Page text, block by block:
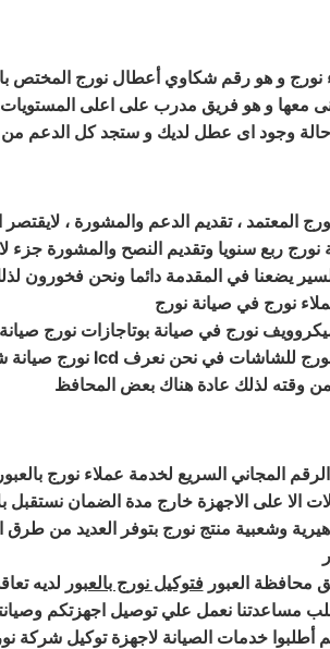
و هو رقم شكاوي أعطال نورج المختص
معها و هو فريق مدرب على اعلى
حالة وجود اى عطل لديك و ستجد كل الدعم من
، تقديم الدعم والمشورة ، لايقتصر
نورج ربع سنويا وتقديم النصح والمشورة جزء
يضعنا في المقدمة دائما ونحن فخورون
نورج في صيانة بوتاجازات نورج
وقته لذلك عادة هناك بعض المحافظ
المجاني السريع لخدمة عملاء نورج
على الاجهزة خارج مدة الضمان نستقبل
وشعبية منتج نورج بتوفر العديد من طرق
محافظة العبورفتوكيل نورج بالعبور لديه
توكيل نورج فرع العبور فريق مخصص للرد علي كافة اسئلتكم علي مدار 24 ساعة في حالة طلب
خدمات الصيانة لاجهزة توكيل شركة